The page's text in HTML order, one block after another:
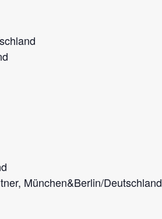
München&Berlin/Deutschland